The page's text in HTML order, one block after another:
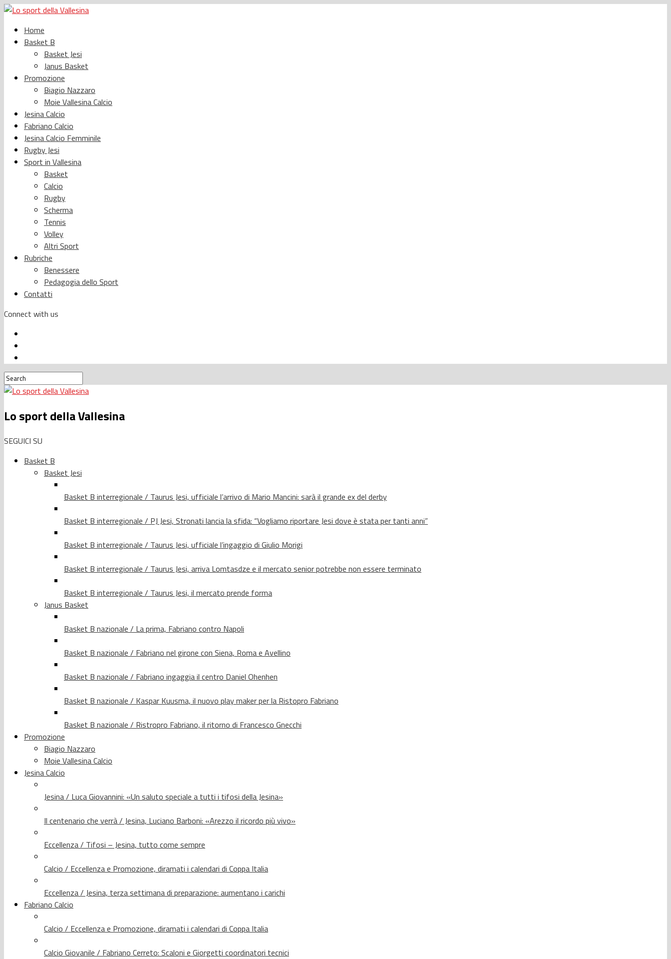
Home
Basket B
Basket Jesi
Janus Basket
Promozione
Biagio Nazzaro
Moie Vallesina Calcio
Jesina Calcio
Fabriano Calcio
Jesina Calcio Femminile
Rugby Jesi
Sport in Vallesina
Basket
Calcio
Rugby
Scherma
Tennis
Volley
Altri Sport
Rubriche
Benessere
Pedagogia dello Sport
Contatti
Connect with us
Lo sport della Vallesina
SEGUICI SU
Basket B
Basket Jesi
Basket B interregionale / Taurus Jesi, ufficiale l’arrivo di Mario Mancini: sarà il grande ex del derby
Basket B interregionale / PJ Jesi, Stronati lancia la sfida: “Vogliamo riportare Jesi dove è stata per tanti anni”
Basket B interregionale / Taurus Jesi, ufficiale l’ingaggio di Giulio Morigi
Basket B interregionale / Taurus Jesi, arriva Lomtasdze e il mercato senior potrebbe non essere terminato
Basket B interregionale / Taurus Jesi, il mercato prende forma
Janus Basket
Basket B nazionale / La prima, Fabriano contro Napoli
Basket B nazionale / Fabriano nel girone con Siena, Roma e Avellino
Basket B nazionale / Fabriano ingaggia il centro Daniel Ohenhen
Basket B nazionale / Kaspar Kuusma, il nuovo play maker per la Ristopro Fabriano
Basket B nazionale / Ristropro Fabriano, il ritorno di Francesco Gnecchi
Promozione
Biagio Nazzaro
Moie Vallesina Calcio
Jesina Calcio
Jesina / Luca Giovannini: «Un saluto speciale a tutti i tifosi della Jesina»
Il centenario che verrà / Jesina, Luciano Barboni: «Arezzo il ricordo più vivo»
Eccellenza / Tifosi – Jesina, tutto come sempre
Calcio / Eccellenza e Promozione, diramati i calendari di Coppa Italia
Eccellenza / Jesina, terza settimana di preparazione: aumentano i carichi
Fabriano Calcio
Calcio / Eccellenza e Promozione, diramati i calendari di Coppa Italia
Calcio Giovanile / Fabriano Cerreto: Scaloni e Giorgetti coordinatori tecnici